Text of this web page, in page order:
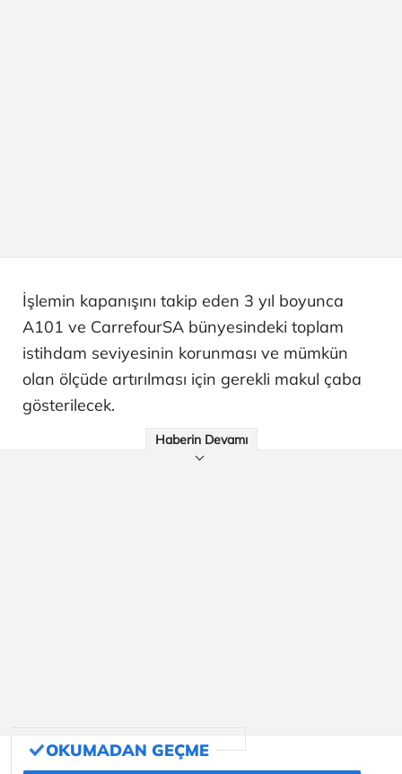
İşlemin kapanışını takip eden 3 yıl boyunca
A101 ve CarrefourSA bünyesindeki toplam
istihdam seviyesinin korunması ve mümkün
olan ölçüde artırılması için gerekli makul çaba
gösterilecek.
Haberin Devamı